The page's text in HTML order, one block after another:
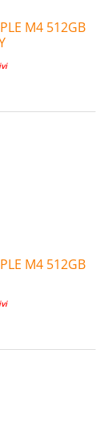
M4 512GB
M4 512GB